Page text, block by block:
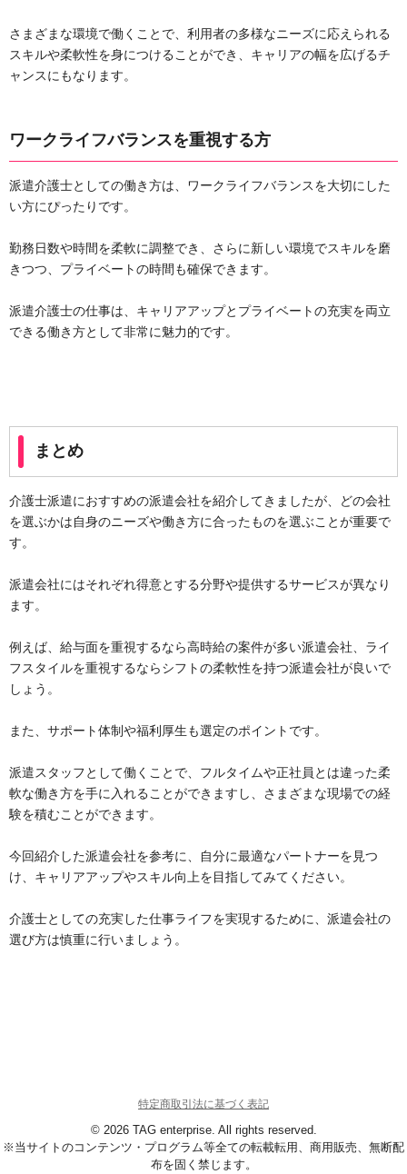
さまざまな環境で働くことで、利用者の多様なニーズに応えられる
スキルや柔軟性を身につけることができ、キャリアの幅を広げるチ
ャンスにもなります。
ワークライフバランスを重視する方
派遣介護士としての働き方は、ワークライフバランスを大切にした
い方にぴったりです。
勤務日数や時間を柔軟に調整でき、さらに新しい環境でスキルを磨
きつつ、プライベートの時間も確保できます。
派遣介護士の仕事は、キャリアアップとプライベートの充実を両立
できる働き方として非常に魅力的です。
まとめ
介護士派遣におすすめの派遣会社を紹介してきましたが、どの会社
を選ぶかは自身のニーズや働き方に合ったものを選ぶことが重要で
す。
派遣会社にはそれぞれ得意とする分野や提供するサービスが異なり
ます。
例えば、給与面を重視するなら高時給の案件が多い派遣会社、ライ
フスタイルを重視するならシフトの柔軟性を持つ派遣会社が良いで
しょう。
また、サポート体制や福利厚生も選定のポイントです。
派遣スタッフとして働くことで、フルタイムや正社員とは違った柔
軟な働き方を手に入れることができますし、さまざまな現場での経
験を積むことができます。
今回紹介した派遣会社を参考に、自分に最適なパートナーを見つ
け、キャリアアップやスキル向上を目指してみてください。
介護士としての充実した仕事ライフを実現するために、派遣会社の
選び方は慎重に行いましょう。
特定商取引法に基づく表記
© 2026 TAG enterprise. All rights reserved.
※当サイトのコンテンツ・プログラム等全ての転載転用、商用販売、無断配
布を固く禁じます。